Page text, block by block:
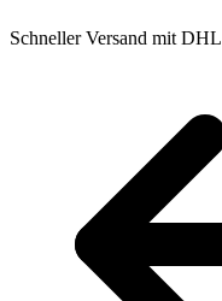
Schneller Versand mit DHL